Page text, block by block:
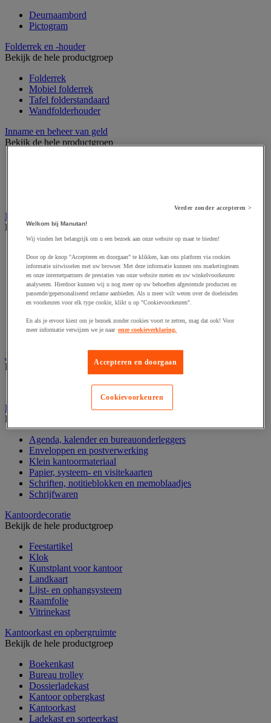
Deurnaambord
Pictogram
Folderrek en -houder
Bekijk de hele productgroep
Folderrek
Mobiel folderrek
Tafel folderstandaard
Wandfolderhouder
Inname en beheer van geld
Bekijk de hele productgroep
IT en multimedia
Bekijk de hele productgroep
Computeraansluiting
Computertassen
Data opslag
IT-randapparatuur
Netwerkapparatuur en -bedrading
Refurbished computerapparatuur
Scherm-, pc- en tablethouder
Jaloezie en gordijn
Bekijk de hele productgroep
Kantoorartikelen
Bekijk de hele productgroep
Agenda, kalender en bureauonderleggers
Enveloppen en postverwerking
Klein kantoormateriaal
Papier, systeem- en visitekaarten
Schriften, notitieblokken en memoblaadjes
Schrijfwaren
Kantoordecoratie
Bekijk de hele productgroep
Feestartikel
Klok
Kunstplant voor kantoor
Landkaart
Lijst- en ophangsysteem
Raamfolie
Vitrinekast
Kantoorkast en opbergruimte
Bekijk de hele productgroep
Boekenkast
Bureau trolley
Dossierladekast
Kantoor opbergkast
Kantoorkast
Ladekast en sorteerkast
Verder zonder accepteren >
Welkom bij Manutan!
Wij vinden het belangrijk om u een bezoek aan onze website op maat te bieden!
Door op de knop "Accepteren en doorgaan" te klikken, kan ons platform via cookies
informatie uitwisselen met uw browser. Met deze informatie kunnen ons marketingteam
en onze internetpartners de prestaties van onze website meten en uw winkelvoorkeuren
analyseren. Hierdoor kunnen wij u nog meer op uw behoeften afgestemde producten en
passende/gepersonaliseerd reclame aanbieden. Als u meer wilt weten over de doeleinden
en voorkeuren voor elk type cookie, klikt u op "Cookievoorkeuren".
En als je ervoor kiest om je bezoek zonder cookies voort te zetten, mag dat ook! Voor
meer informatie verwijzen we je naar onze cookieverklaring.
Accepteren en doorgaan
Cookievoorkeuren